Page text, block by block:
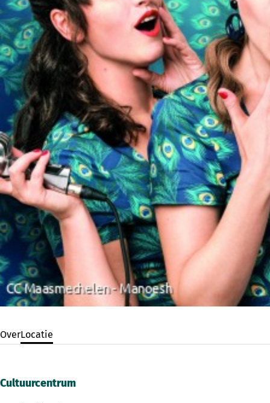
OverLocatie
Cultuurcentrum